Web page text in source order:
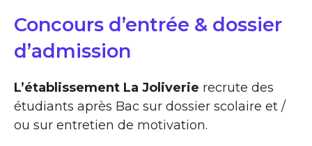
Concours d’entrée & dossier
d’admission
L’établissement La Joliverie recrute des
étudiants après Bac sur dossier scolaire et /
ou sur entretien de motivation.